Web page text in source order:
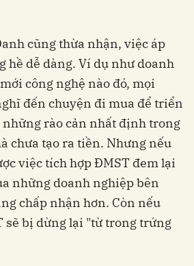
cũng thừa nhận, việc áp
hề dễ dàng. Ví dụ như doanh
công nghệ nào đó, mọi
đến chuyện đi mua để triển
rào cản nhất định trong
chưa tạo ra tiền. Nhưng nếu
việc tích hợp ĐMST đem lại
những doanh nghiệp bên
chấp nhận hơn. Còn nếu
sẽ bị dừng lại "từ trong trứng